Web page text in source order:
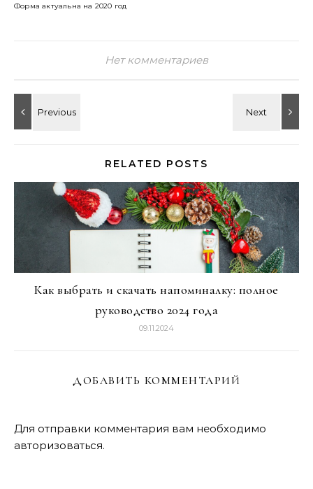
Форма актуальна на 2020 год
Нет комментариев
RELATED POSTS
Как выбрать и скачать напоминалку: полное
руководство 2024 года
09.11.2024
ДОБАВИТЬ КОММЕНТАРИЙ
Для отправки комментария вам необходимо
авторизоваться.